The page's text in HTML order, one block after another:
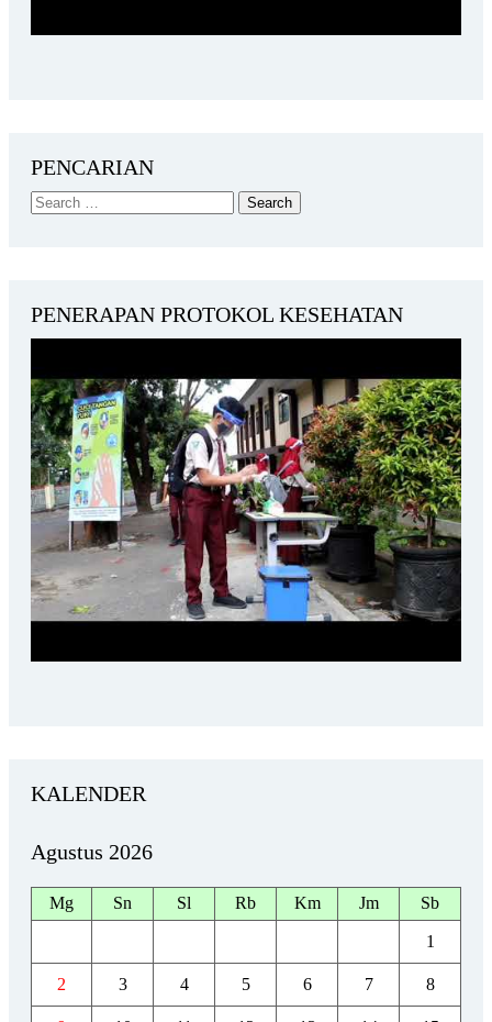
PENCARIAN
PENERAPAN PROTOKOL KESEHATAN
KALENDER
Agustus 2026
Mg Sn Sl Rb Km Jm Sb
1
2 3 4 5 6 7 8